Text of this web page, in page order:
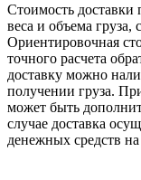
Стоимость доставки
веса и объема груза,
Ориентировочная
точного расчета
доставку можно
получении груза.
может быть
случае доставка
денежных средств